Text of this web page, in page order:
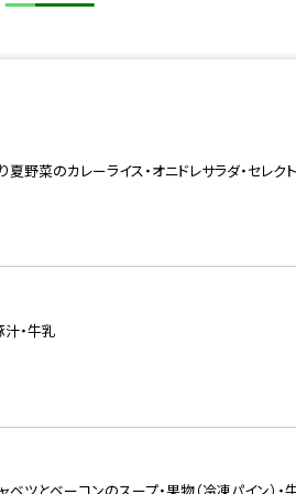
野菜のカレーライス・オニドレサラダ・セレク
汁・牛乳